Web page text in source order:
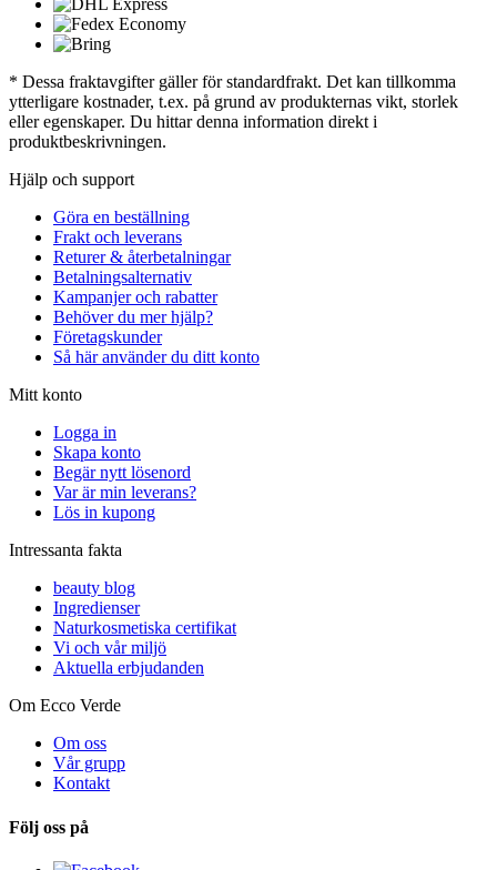
* Dessa fraktavgifter gäller för standardfrakt. Det kan tillkomma
ytterligare kostnader, t.ex. på grund av produkternas vikt, storlek
eller egenskaper. Du hittar denna information direkt i
produktbeskrivningen.
Hjälp och support
Göra en beställning
Frakt och leverans
Returer & återbetalningar
Betalningsalternativ
Kampanjer och rabatter
Behöver du mer hjälp?
Företagskunder
Så här använder du ditt konto
Mitt konto
Logga in
Skapa konto
Begär nytt lösenord
Var är min leverans?
Lös in kupong
Intressanta fakta
beauty blog
Ingredienser
Naturkosmetiska certifikat
Vi och vår miljö
Aktuella erbjudanden
Om Ecco Verde
Om oss
Vår grupp
Kontakt
Följ oss på